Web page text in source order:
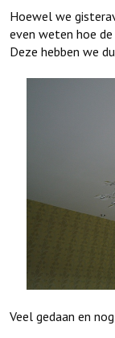
Hoewel we
even weten hoe
Deze hebben we
Veel gedaan en